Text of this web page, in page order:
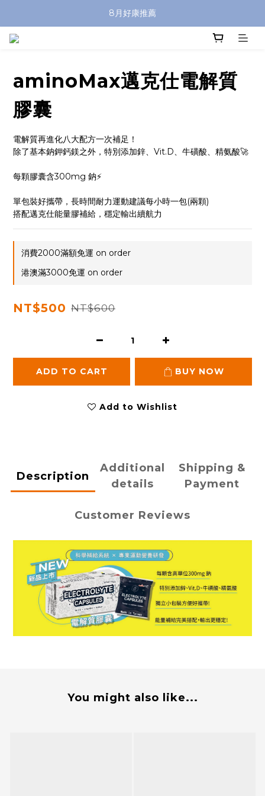
8月好康推薦
aminoMax邁克仕電解質
膠囊
電解質再進化八大配方一次補足！
除了基本鈉鉀鈣鎂之外，特別添加鋅、Vit.D、牛磺酸、精氨酸🚀
每顆膠囊含300mg 鈉⚡️
單包裝好攜帶，長時間耐力運動建議每小時一包(兩顆)
搭配邁克仕能量膠補給，穩定輸出續航力
消費2000滿額免運 on order
港澳滿3000免運 on order
NT$500 NT$600
ADD TO CART BUY NOW
Add to Wishlist
Description
Additional
details
Shipping &
Payment
Customer Reviews
You might also like...